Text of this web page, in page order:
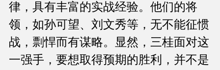
律，具有丰富的实战经验。他们的将
领，如孙可望、刘文秀等，无不能征惯
战，剽悍而有谋略。显然，三桂面对这
一强手，要想取得预期的胜利，并不是